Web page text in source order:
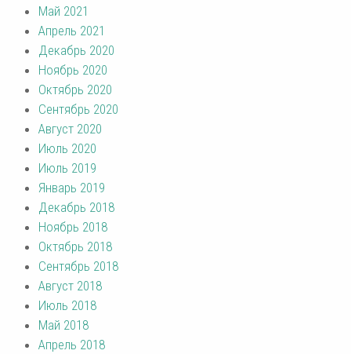
Май 2021
Апрель 2021
Декабрь 2020
Ноябрь 2020
Октябрь 2020
Сентябрь 2020
Август 2020
Июль 2020
Июль 2019
Январь 2019
Декабрь 2018
Ноябрь 2018
Октябрь 2018
Сентябрь 2018
Август 2018
Июль 2018
Май 2018
Апрель 2018